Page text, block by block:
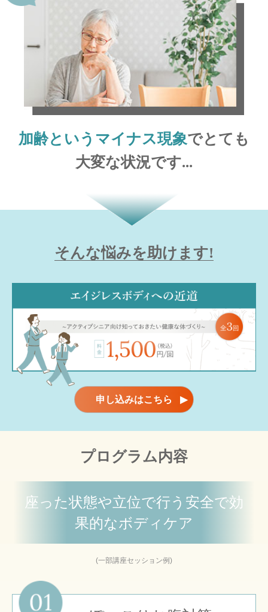
加齢というマイナス現象でとても
大変な状況です...
そんな悩みを助けます!
申し込みはこちら ▶
プログラム内容
座った状態や立位で行う安全で効
果的なボディケア
(一部講座セッション例)